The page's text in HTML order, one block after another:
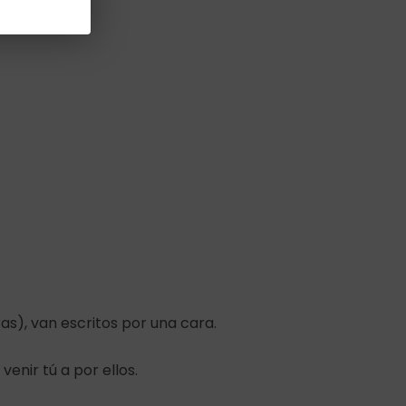
van escritos por una cara.
venir tú a por ellos.